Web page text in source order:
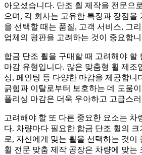
아오셨습니다. 단조 휠 제작을 전문으
으며, 각 회사는 고유한 특징과 장점을
을 선택할 때는 품질, 고객 서비스, 그
업체의 평판을 고려하는 것이 중요합
합금 단조 휠을 구매할 때 고려해야 할
마감 유형입니다. 많은 맞춤형 휠 제조
싱, 페인팅 등 다양한 마감을 제공합니
긁힘과 이탈로부터 보호하는 데 도움
폴리싱 마감은 더욱 우아하고 고급스
고려해야 할 또 다른 중요한 요소는 차
다. 차량마다 필요한 합금 단조 휠의
로, 자신에게 맞는 휠을 선택하는 것이
휠 전문 맞춤 제작 공장은 차량에 맞는